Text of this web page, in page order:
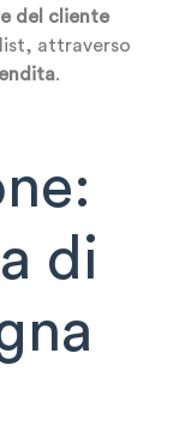
del cliente
attraverso
.
di